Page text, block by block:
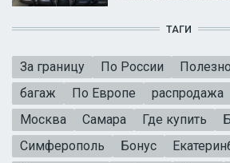
ТАГИ
За границу По России
багаж
По Европе распродажа
Москва
Самара Где купить
Симферополь
Бонус